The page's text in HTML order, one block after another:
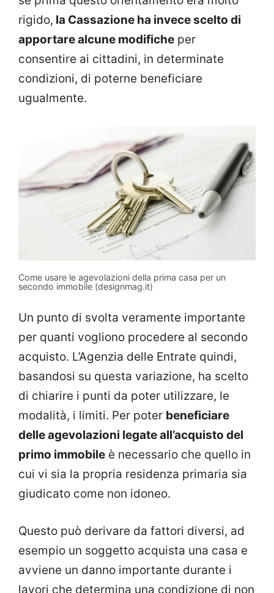
rigido, la Cassazione ha invece scelto di
apportare alcune modifiche per
consentire ai cittadini, in determinate
condizioni, di poterne beneficiare
ugualmente.
Come usare le agevolazioni della prima casa per un
secondo immobile (designmag.it)
Un punto di svolta veramente importante
per quanti vogliono procedere al secondo
acquisto. L’Agenzia delle Entrate quindi,
basandosi su questa variazione, ha scelto
di chiarire i punti da poter utilizzare, le
modalità, i limiti. Per poter beneficiare
delle agevolazioni legate all’acquisto del
primo immobile è necessario che quello in
cui vi sia la propria residenza primaria sia
giudicato come non idoneo.
Questo può derivare da fattori diversi, ad
esempio un soggetto acquista una casa e
avviene un danno importante durante i
lavori che determina una condizione di non